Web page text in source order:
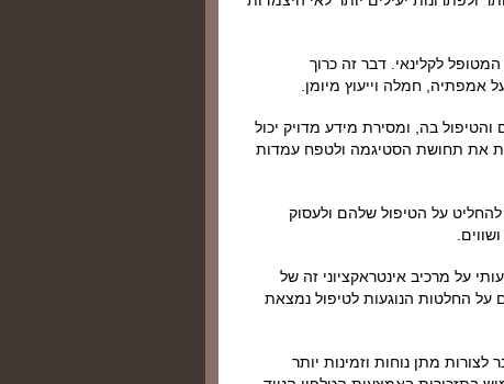
לקלינאי. דבר זה כרוך
אמפתיה, חמלה וייעוץ מיומן.
בה, ומסירת מידע מדויק יכול
את תחושת הסטיגמה ולטפח עמדות
על הטיפול שלהם ולעסוק
על מרכיב אינטראקציוני זה של
על החלטות הנוגעות לטיפול נמצאת
מתן נוחות וזמינות יותר